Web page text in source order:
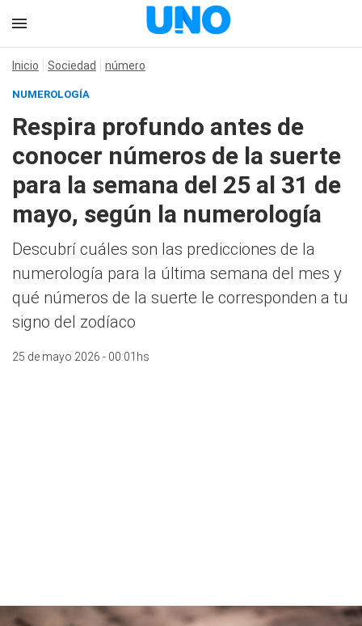
Inicio Sociedad número
NUMEROLOGÍA
Respira profundo antes de
conocer números de la suerte
para la semana del 25 al 31 de
mayo, según la numerología
Descubrí cuáles son las predicciones de la
numerología para la última semana del mes y
qué números de la suerte le corresponden a tu
signo del zodíaco
25 de mayo 2026 - 00:01hs